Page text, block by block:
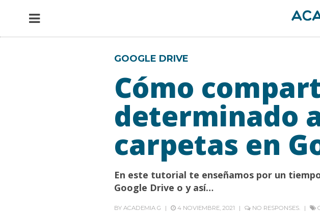
GOOGLE DRIVE
Cómo
determinado
carpetas en
En este tutorial te enseñamos por un
Google Drive o y así…
BY ACADEMIA G 4 NOVIEMBRE, 2021 NO RESPONSES.